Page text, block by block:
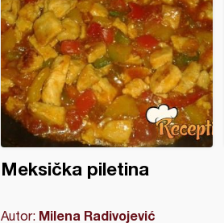
Meksička piletina
Autor: Milena Radivojević